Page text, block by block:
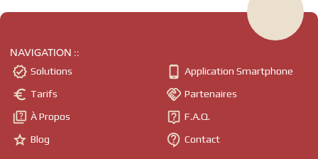
NAVIGATION ::
 Solutions
 Tarifs
 À Propos
 Blog
 Application Smartphone
 Partenaires
 F.A.Q.
 Contact